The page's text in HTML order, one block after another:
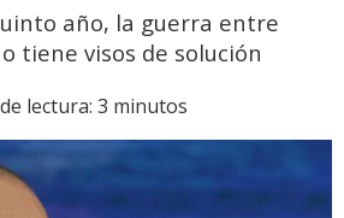
año, la guerra entre
tiene visos de solución
lectura: 3 minutos